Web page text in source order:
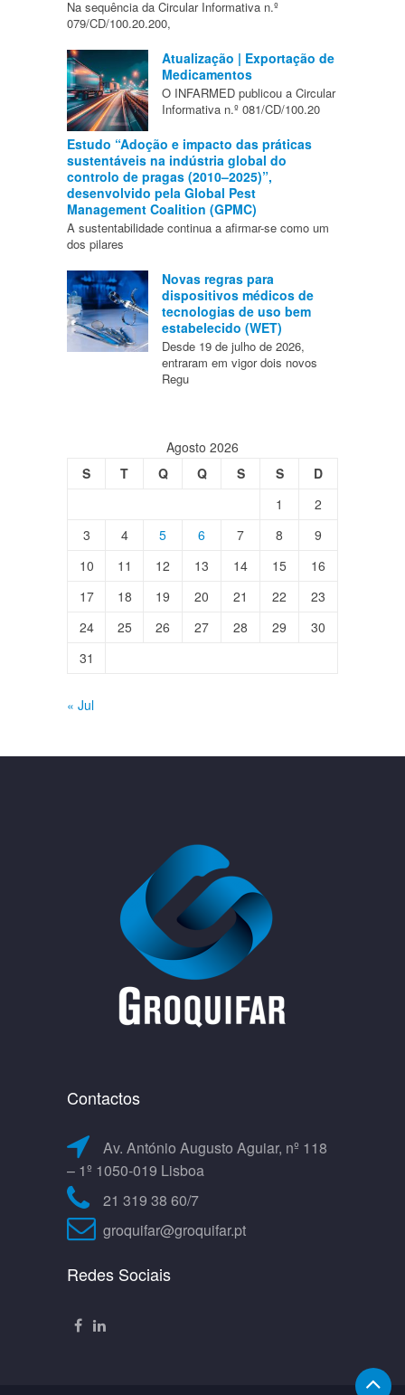
Na sequência da Circular Informativa n.º
079/CD/100.20.200,
Atualização | Exportação de
Medicamentos
O INFARMED publicou a Circular
Informativa n.º 081/CD/100.20
Estudo “Adoção e impacto das práticas
sustentáveis na indústria global do
controlo de pragas (2010–2025)”,
desenvolvido pela Global Pest
Management Coalition (GPMC)
A sustentabilidade continua a afirmar-se como um
dos pilares
Novas regras para
dispositivos médicos de
tecnologias de uso bem
estabelecido (WET)
Desde 19 de julho de 2026,
entraram em vigor dois novos
Regu
Agosto 2026
S
T Q Q S S
D
1
2
3
4 5 6 7 8
9
10
11 12 13 14 15
16
17
18 19 20 21 22
23
24
25 26 27 28 29
30
31
« Jul
Contactos
Av. António Augusto Aguiar, nº 118
– 1º 1050-019 Lisboa
21 319 38 60/7
groquifar@groquifar.pt
Redes Sociais